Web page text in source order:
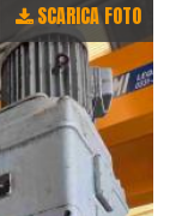
SCARICA FOTO